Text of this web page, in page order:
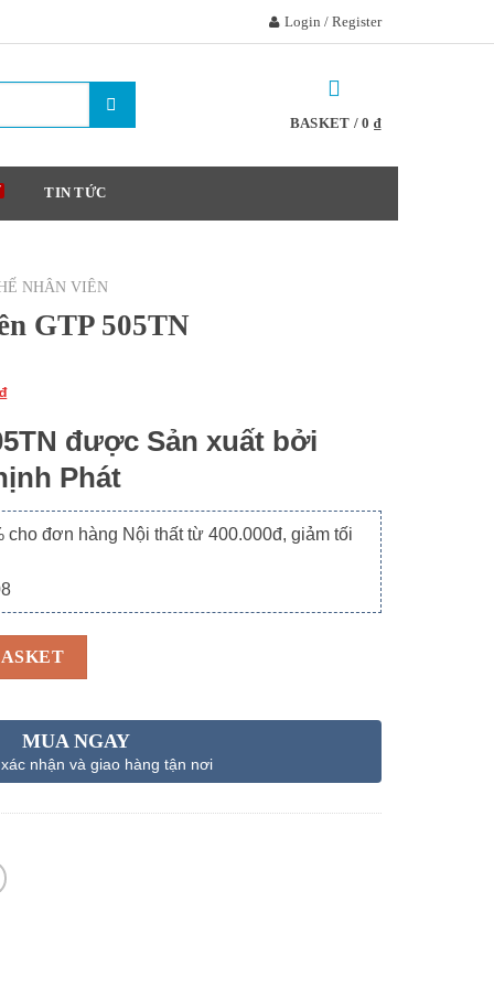
Login / Register
BASKET /0 ₫
TIN TỨC
NHÂN VIÊN
GTP 505TN
được Sản xuất bởi
Phát
đơn hàng Nội thất từ 400.000đ, giảm tối
MUA NGAY
nhận và giao hàng tận nơi